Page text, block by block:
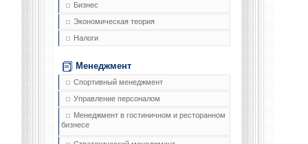
Бизнес
Экономическая теория
Налоги
Менеджмент
Спортивный менеджмент
Управление персоналом
Менеджмент в гостиничном и ресторанном
бизнесе